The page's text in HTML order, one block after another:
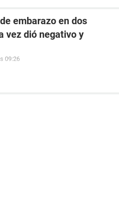
embarazo en dos
vez dió negativo y
09:26